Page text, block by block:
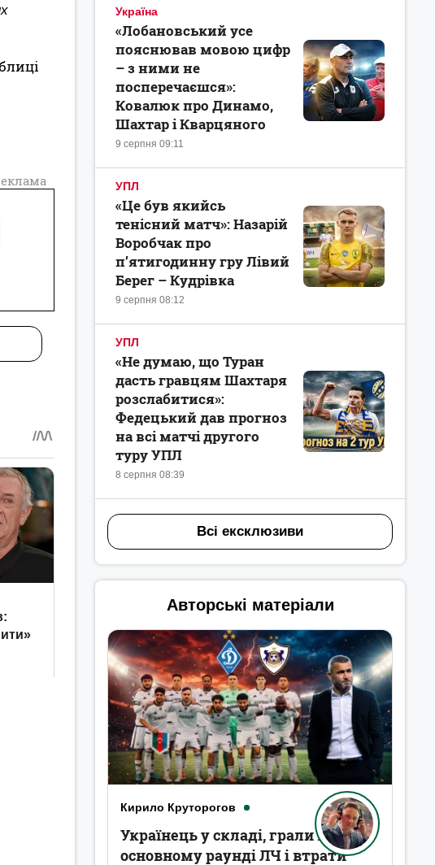
Україна
9 серпня 09:11
«Лобановський усе
пояснював мовою цифр
– з ними не
посперечаєшся»:
Ковалюк про Динамо,
Шахтар і Кварцяного
УПЛ
9 серпня 08:12
«Це був якийсь
тенісний матч»: Назарій
Воробчак про
п’ятигодинну гру Лівий
Берег – Кудрівка
УПЛ
8 серпня 08:39
«Не думаю, що Туран
дасть гравцям Шахтаря
розслабитися»:
Федецький дав прогноз
на всі матчі другого
туру УПЛ
Всі ексклюзиви
Авторські матеріали
Кирило Круторогов
Українець у складі, грали в
основному раунді ЛЧ і втрати